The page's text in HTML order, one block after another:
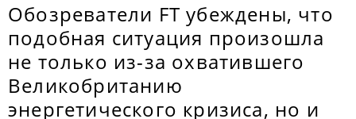
Обозреватели FT убеждены, что
подобная ситуация произошла
не только из-за охватившего
Великобританию
энергетического кризиса, но и